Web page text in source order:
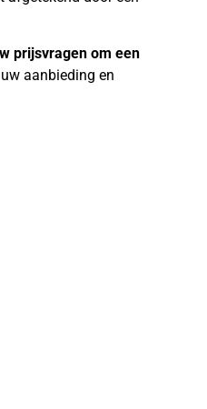
prijsvragen om een
aanbieding en